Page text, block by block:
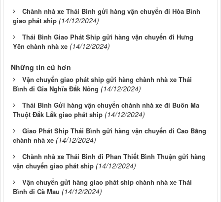
Chành nhà xe Thái Bình gửi hàng vận chuyển đi Hòa Bình
giao phát ship (14/12/2024)
Thái Bình Giao Phát Ship gửi hàng vận chuyển đi Hưng
Yên chành nhà xe (14/12/2024)
Những tin cũ hơn
Vận chuyển giao phát ship gửi hàng chành nhà xe Thái
Bình đi Gia Nghĩa Đắk Nông (14/12/2024)
Thái Bình Gửi hàng vận chuyển chành nhà xe đi Buôn Ma
Thuột Đắk Lắk giao phát ship (14/12/2024)
Giao Phát Ship Thái Bình gửi hàng vận chuyển đi Cao Bằng
chành nhà xe (14/12/2024)
Chành nhà xe Thái Bình đi Phan Thiết Bình Thuận gửi hàng
vận chuyển giao phát ship (14/12/2024)
Vận chuyển gửi hàng giao phát ship chành nhà xe Thái
Bình đi Cà Mau (14/12/2024)